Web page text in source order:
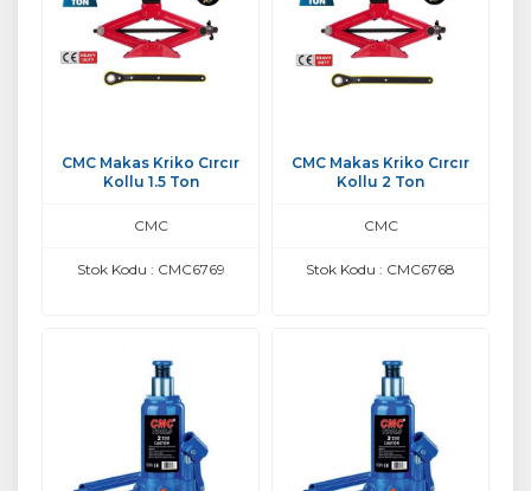
CMC Makas Kriko Cırcır
Kollu 1.5 Ton
CMC
Stok Kodu : CMC6769
CMC Makas Kriko Cırcır
Kollu 2 Ton
CMC
Stok Kodu : CMC6768